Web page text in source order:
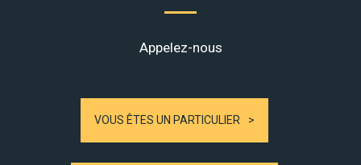
Appelez-nous
VOUS ÊTES UN PARTICULIER